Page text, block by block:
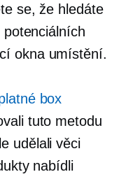
se, že hledáte
oknaumístění.
box
tuto metodu
udělali věci
nabídli